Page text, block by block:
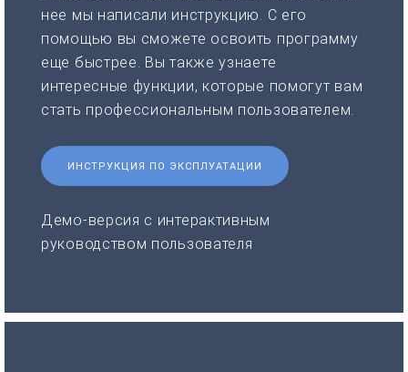
нее мы написали инструкцию. С его
помощью вы сможете освоить программу
еще быстрее. Вы также узнаете
интересные функции, которые помогут вам
стать профессиональным пользователем.
ИНСТРУКЦИЯ ПО ЭКСПЛУАТАЦИИ
Демо-версия с интерактивным
руководством пользователя